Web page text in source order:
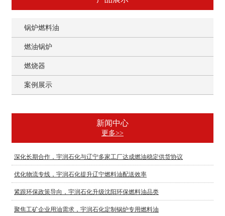
锅炉燃料油
燃油锅炉
燃烧器
案例展示
新闻中心
更多>>
深化长期合作，宇润石化与辽宁多家工厂达成燃油稳定供货协议
优化物流专线，宇润石化提升辽宁燃料油配送效率
紧跟环保政策导向，宇润石化升级沈阳环保燃料油品类
聚焦工矿企业用油需求，宇润石化定制锅炉专用燃料油